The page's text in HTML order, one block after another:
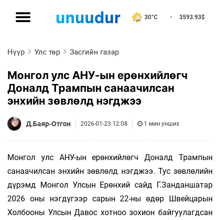
30°C 3593.93$
Нүүр Улс төр Засгийн газар
Монгол улс АНУ-ын ерөнхийлөгч
Доналд Трампын санаачилсан
энхийн зөвлөлд нэгджээ
Д.Баяр-Отгон 2026-01-23 12:08 1 мин унших
Монгол улс АНУ-ын ерөнхийлөгч Доналд Трампын
санаачилсан энхийн зөвлөлд нэгджээ. Тус зөвлөлийн
дүрэмд Монгол Улсын Ерөнхий сайд Г.Занданшатар
2026 оны нэгдүгээр сарын 22-ны өдөр Швейцарын
Холбооны Улсын Давос хотноо зохион байгуулагдсан